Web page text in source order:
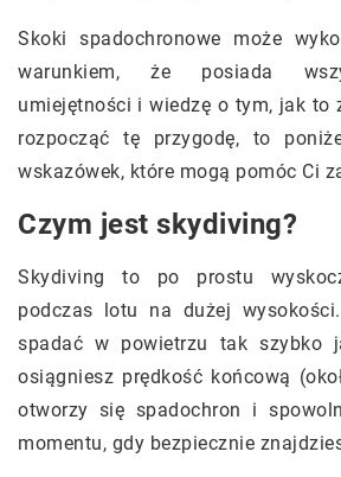
Skoki spadochronowe może
warunkiem, że posiada
umiejętności i wiedzę o tym, jak to
rozpocząć tę przygodę, to
wskazówek, które mogą pomóc Ci
Czym jest skydiving?
Skydiving to po prostu
podczas lotu na dużej
spadać w powietrzu tak szybko
osiągniesz prędkość końcową
otworzy się spadochron i
momentu, gdy bezpiecznie